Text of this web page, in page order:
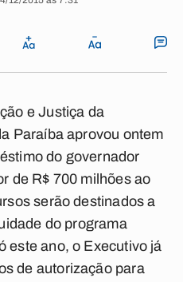
e Justiça da
Paraíba aprovou ontem
do governador
de R$ 700 milhões ao
serão destinados a
do programa
este ano, o Executivo já
de autorização para